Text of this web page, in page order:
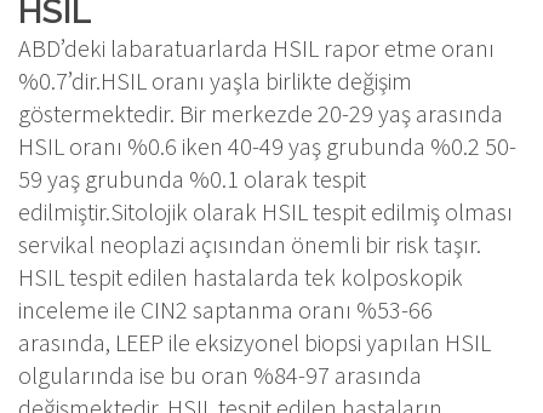
HSIL
ABD’deki labaratuarlarda HSIL rapor etme oranı
%0.7’dir.HSIL oranı yaşla birlikte değişim
göstermektedir. Bir merkezde 20-29 yaş arasında
HSIL oranı %0.6 iken 40-49 yaş grubunda %0.2 50-
59 yaş grubunda %0.1 olarak tespit
edilmiştir.Sitolojik olarak HSIL tespit edilmiş olması
servikal neoplazi açısından önemli bir risk taşır.
HSIL tespit edilen hastalarda tek kolposkopik
inceleme ile CIN2 saptanma oranı %53-66
arasında, LEEP ile eksizyonel biopsi yapılan HSIL
olgularında ise bu oran %84-97 arasında